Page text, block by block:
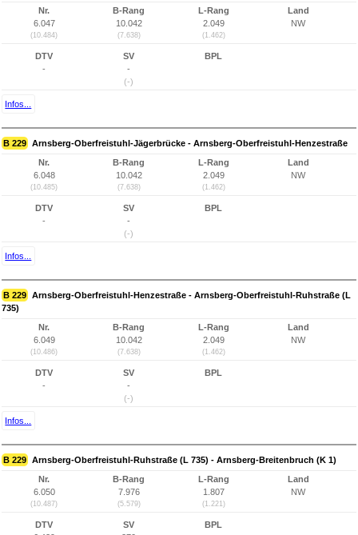
Nr.
6.047
(10.484)
B-Rang
10.042
(7.638)
L-Rang
2.049
(1.462)
Land
NW
DTV
-
SV
-
(-)
BPL
Infos...
B 229 Arnsberg-Oberfreistuhl-Jägerbrücke - Arnsberg-Oberfreistuhl-Henzestraße
Nr.
6.048
(10.485)
B-Rang
10.042
(7.638)
L-Rang
2.049
(1.462)
Land
NW
DTV
-
SV
-
(-)
BPL
Infos...
B 229 Arnsberg-Oberfreistuhl-Henzestraße - Arnsberg-Oberfreistuhl-Ruhstraße (L
735)
Nr.
6.049
(10.486)
B-Rang
10.042
(7.638)
L-Rang
2.049
(1.462)
Land
NW
DTV
-
SV
-
(-)
BPL
Infos...
B 229 Arnsberg-Oberfreistuhl-Ruhstraße (L 735) - Arnsberg-Breitenbruch (K 1)
Nr.
6.050
(10.487)
B-Rang
7.976
(5.579)
L-Rang
1.807
(1.221)
Land
NW
DTV
SV
BPL